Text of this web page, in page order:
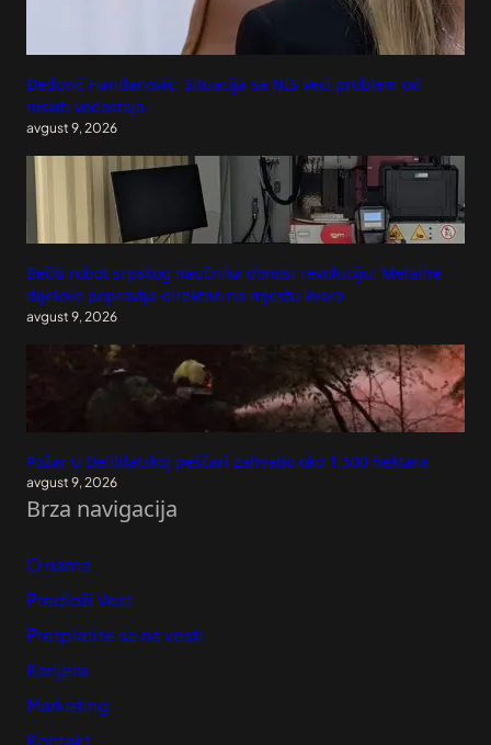
Đedović Handanović: Situacija sa NIS veći problem od
niskih vodostaja
avgust 9, 2026
Bečki robot srpskog naučnika donosi revoluciju: Metalne
dijelove popravlja direktno na mjestu kvara
avgust 9, 2026
Požar u Deliblatskoj peščari zahvatio oko 1.500 hektara
avgust 9, 2026
Brza navigacija
O nama
Predloži Vest
Pretplatite se na vesti
Karijera
Marketing
Kontakt